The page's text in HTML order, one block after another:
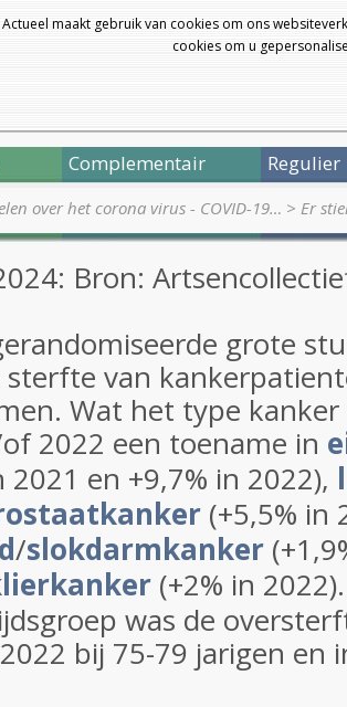
Actueel maakt gebruik van cookies om ons
cookies om u
Complementair Regulier
over het corona virus - COVID-19… > Er
Bron:
grote
sterfte van
Wat het type
2022 een toename in
2021 en +9,7% in 2022),
(+5,5% in
/slokdarmkanker
(+2% in 2022).
was de
bij 75-79 jarigen en